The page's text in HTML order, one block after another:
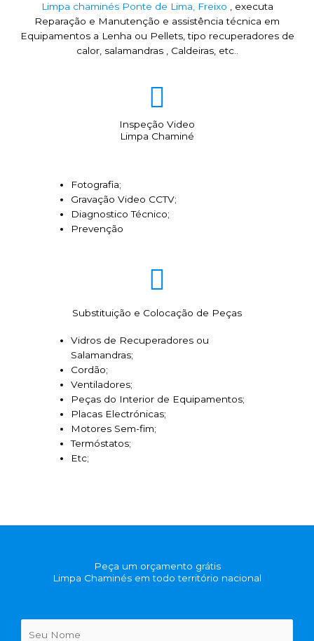
Limpa chaminés Ponte de Lima, Freixo , executa
Reparação e Manutenção e assistência técnica em
Equipamentos a Lenha ou Pellets, tipo recuperadores de
calor, salamandras , Caldeiras, etc..
Inspeção Video
Limpa Chaminé
Fotografia;
Gravação Video CCTV;
Diagnostico Técnico;
Prevenção
Substituição e Colocação de Peças
Vidros de Recuperadores ou
Salamandras;
Cordão;
Ventiladores;
Peças do Interior de Equipamentos;
Placas Electrónicas;
Motores Sem-fim;
Termóstatos;
Etc;
Peça um orçamento grátis
Limpa Chaminés em todo território nacional